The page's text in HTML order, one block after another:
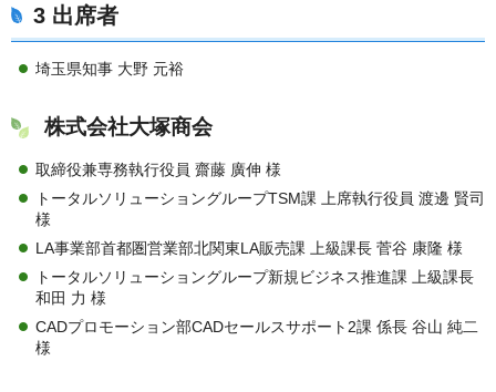
3 出席者
埼玉県知事 大野 元裕
株式会社大塚商会
取締役兼専務執行役員 齋藤 廣伸 様
トータルソリューショングループTSM課 上席執行役員 渡邊 賢司
様
LA事業部首都圏営業部北関東LA販売課 上級課長 菅谷 康隆 様
トータルソリューショングループ新規ビジネス推進課 上級課長
和田 力 様
CADプロモーション部CADセールスサポート2課 係長 谷山 純二
様